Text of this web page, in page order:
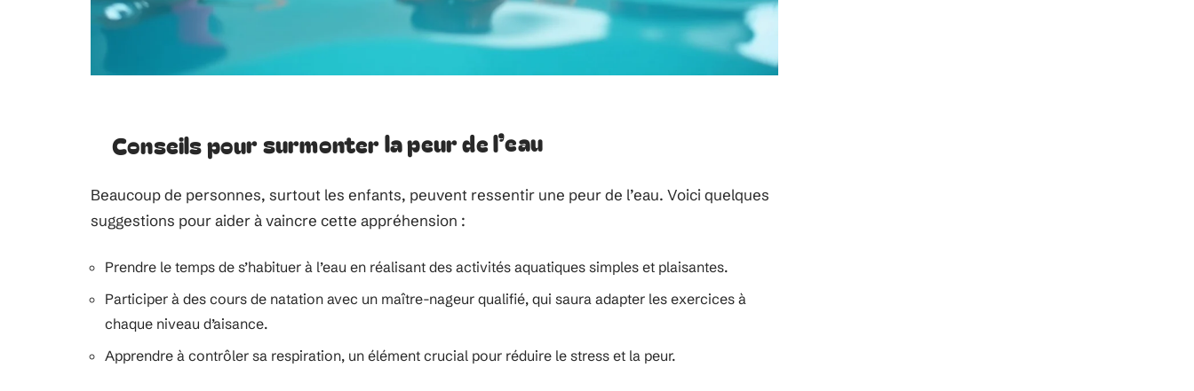
Conseils pour surmonter la peur de l’eau
Beaucoup de personnes, surtout les enfants, peuvent ressentir une peur de l’eau. Voici quelques
suggestions pour aider à vaincre cette appréhension :
Prendre le temps de s’habituer à l’eau en réalisant des activités aquatiques simples et plaisantes.
Participer à des cours de natation avec un maître-nageur qualifié, qui saura adapter les exercices à
chaque niveau d’aisance.
Apprendre à contrôler sa respiration, un élément crucial pour réduire le stress et la peur.